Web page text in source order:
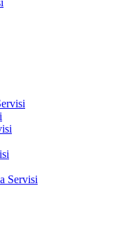
Servisi